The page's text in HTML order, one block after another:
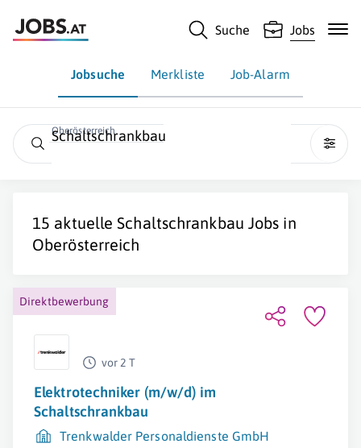
Suche Jobs
Jobsuche Merkliste Job-Alarm
Oberösterreich
Schaltschrankbau
15 aktuelleSchaltschrankbau Jobs in
Oberösterreich
Direktbewerbung
vor 2 T
Elektrotechniker (m/w/d) im
Schaltschrankbau
Trenkwalder Personaldienste GmbH